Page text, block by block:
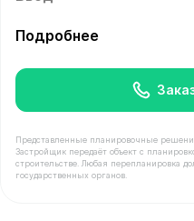
Подробнее
Представленные планировочные
Застройщик передаёт объект с
строительстве. Любая перепланировка
государственных органов.